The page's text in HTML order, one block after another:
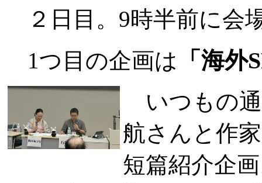
２日目。9時半前に会
1つ目の企画は
「海
いつもの通
航さんと作
短篇紹介企